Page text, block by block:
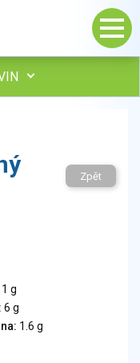
výrobky
Zpět
1 g
6 g
1.6 g